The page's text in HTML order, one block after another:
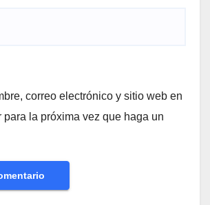
correo electrónico y sitio web en
para la próxima vez que haga un